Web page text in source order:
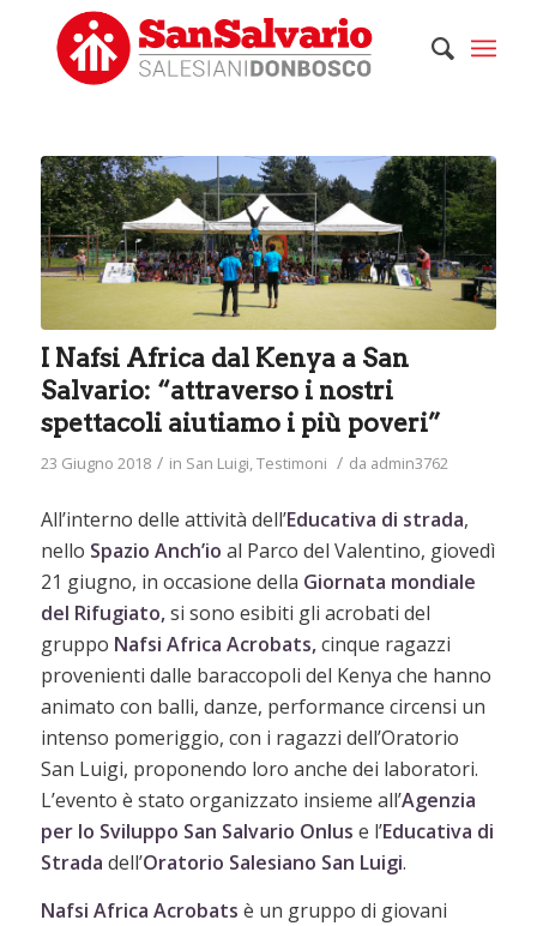
I Nafsi Africa dal Kenya a San
Salvario: “attraverso i nostri
spettacoli aiutiamo i più poveri”
23 Giugno 2018 / in San Luigi,Testimoni / da admin3762
All’interno delle attività dell’Educativa di strada,
nello Spazio Anch’io al Parco del Valentino, giovedì
21 giugno, in occasione della Giornata mondiale
del Rifugiato,si sono esibiti gli acrobati del
gruppo Nafsi Africa Acrobats,cinque ragazzi
provenienti dalle baraccopoli del Kenya che hanno
animato con balli, danze, performance circensi un
intenso pomeriggio, con i ragazzi dell’Oratorio
San Luigi, proponendo loro anche dei laboratori.
L’evento è stato organizzato insieme all’Agenzia
per lo Sviluppo San Salvario Onlus e l’Educativa di
Strada dell’Oratorio Salesiano San Luigi.
Nafsi Africa Acrobats è un gruppo di giovani